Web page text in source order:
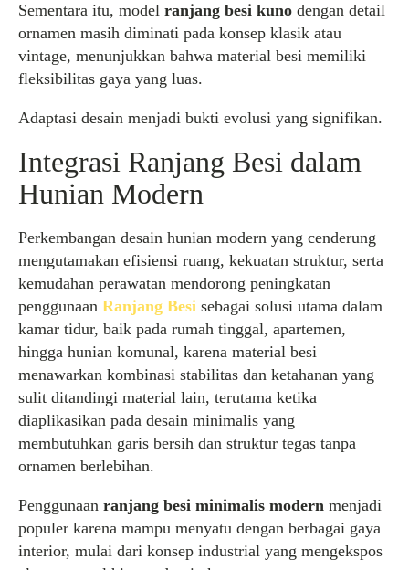
Sementara itu, model ranjang besi kuno dengan detail
ornamen masih diminati pada konsep klasik atau
vintage, menunjukkan bahwa material besi memiliki
fleksibilitas gaya yang luas.
Adaptasi desain menjadi bukti evolusi yang signifikan.
Integrasi Ranjang Besi dalam
Hunian Modern
Perkembangan desain hunian modern yang cenderung
mengutamakan efisiensi ruang, kekuatan struktur, serta
kemudahan perawatan mendorong peningkatan
penggunaan Ranjang Besi sebagai solusi utama dalam
kamar tidur, baik pada rumah tinggal, apartemen,
hingga hunian komunal, karena material besi
menawarkan kombinasi stabilitas dan ketahanan yang
sulit ditandingi material lain, terutama ketika
diaplikasikan pada desain minimalis yang
membutuhkan garis bersih dan struktur tegas tanpa
ornamen berlebihan.
Penggunaan ranjang besi minimalis modern menjadi
populer karena mampu menyatu dengan berbagai gaya
interior, mulai dari konsep industrial yang mengekspos